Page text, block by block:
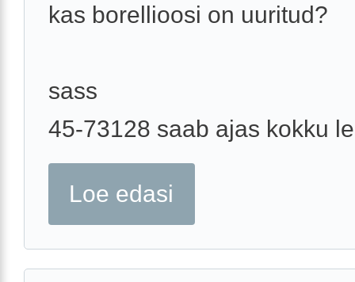
kas borellioosi on uuritud?
sass
45-73128 saab ajas kokku
Loe edasi